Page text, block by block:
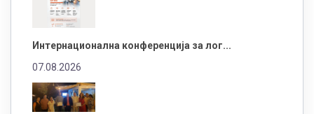
Интернационална конференција за лог...
07.08.2026